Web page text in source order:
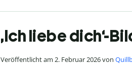
,Ich liebe dich‘-
Veröffentlicht am 2. Februar 2026 von